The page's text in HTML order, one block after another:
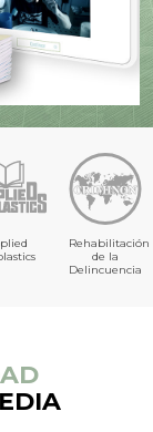
Rehabilitación
de la
Delincuencia